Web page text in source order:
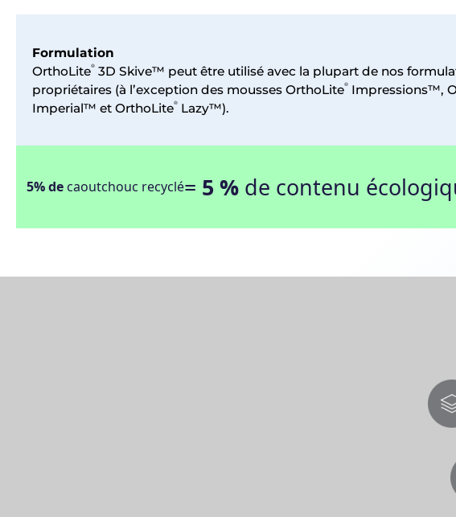
Formulation
OrthoLite® 3D Skive™ peut être utilisé avec la plupart de nos
propriétaires (à l’exception des mousses OrthoLite® Impressions™,
Imperial™ et OrthoLite® Lazy™).
5% decaoutchouc recyclé= 5 %de contenu